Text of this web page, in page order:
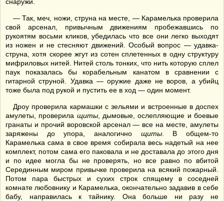
— Так, меч, ножи, струна на месте, — Карамелька проверила
свой арсенал, привычным движениям пробежавшись по
рукоятям восьми кликов, убедилась что все они легко выходят
из ножен и не стесняют движений. Особый вопрос — удавка-
струна, хотя скорее жгут из сотен сплетенных в одну структуру
мифриловых нитей. Нитей столь тонких, что нить которую сплел
паук показалась бы корабельным канатом в сравнении с
гитарной струной. Удавка — оружие даже не воров, а убийц
тоже была под рукой и пустить ее в ход — один момент.
Дроу проверила кармашки с зельями и встроенные в доспех
амулеты, проверила щиты, дымовые, ослепляющие и боевые
гранаты и прочий воровской арсенал — все на месте, амулеты
заряжены до упора, аналогично щиты. В общем-то
Карамелька сама в свое время собирала весь надетый на нее
комплект, потом сама его паковала и не доставала до этого дня
и по идее могла бы не проверять, но все равно по вбитой
Серединным миром привычке проверила на всякий пожарный.
Потом пара быстрых и сухих строк спящему в соседней
комнате любовнику и Карамелька, окончательно задавив в себе
бабу, направилась к тайнику. Она больше ни разу не